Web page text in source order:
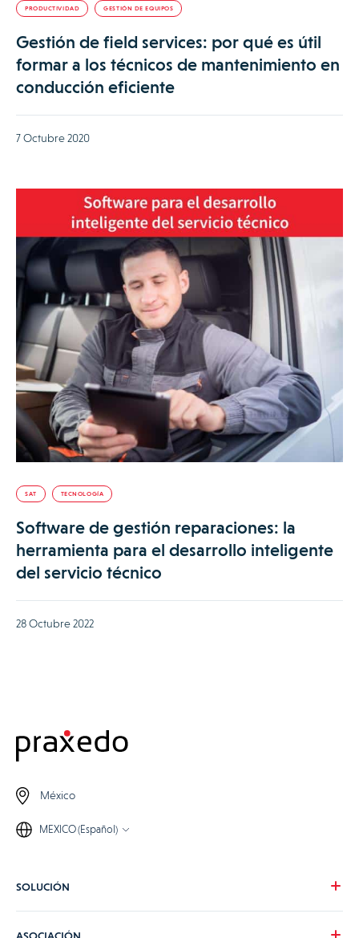
PRODUCTIVIDAD GESTIÓN DE EQUIPOS
Gestión de field services: por qué es útil
formar a los técnicos de mantenimiento en
conducción eficiente
7 Octubre 2020
SAT TECNOLOGÍA
Software de gestión reparaciones: la
herramienta para el desarrollo inteligente
del servicio técnico
28 Octubre 2022
México
MEXICO (Español)
SOLUCIÓN